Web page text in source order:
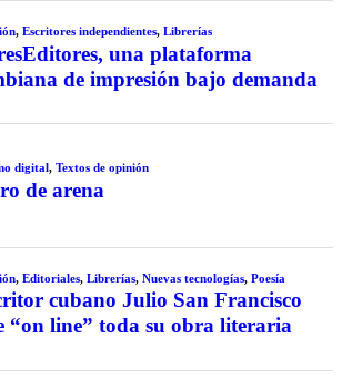
, Escritores independientes, Librerías
una plataforma
de impresión bajo demanda
digital, Textos de opinión
de arena
, Editoriales, Librerías, Nuevas tecnologías, Poesía
cubano Julio San Francisco
“on line” toda su obra literaria